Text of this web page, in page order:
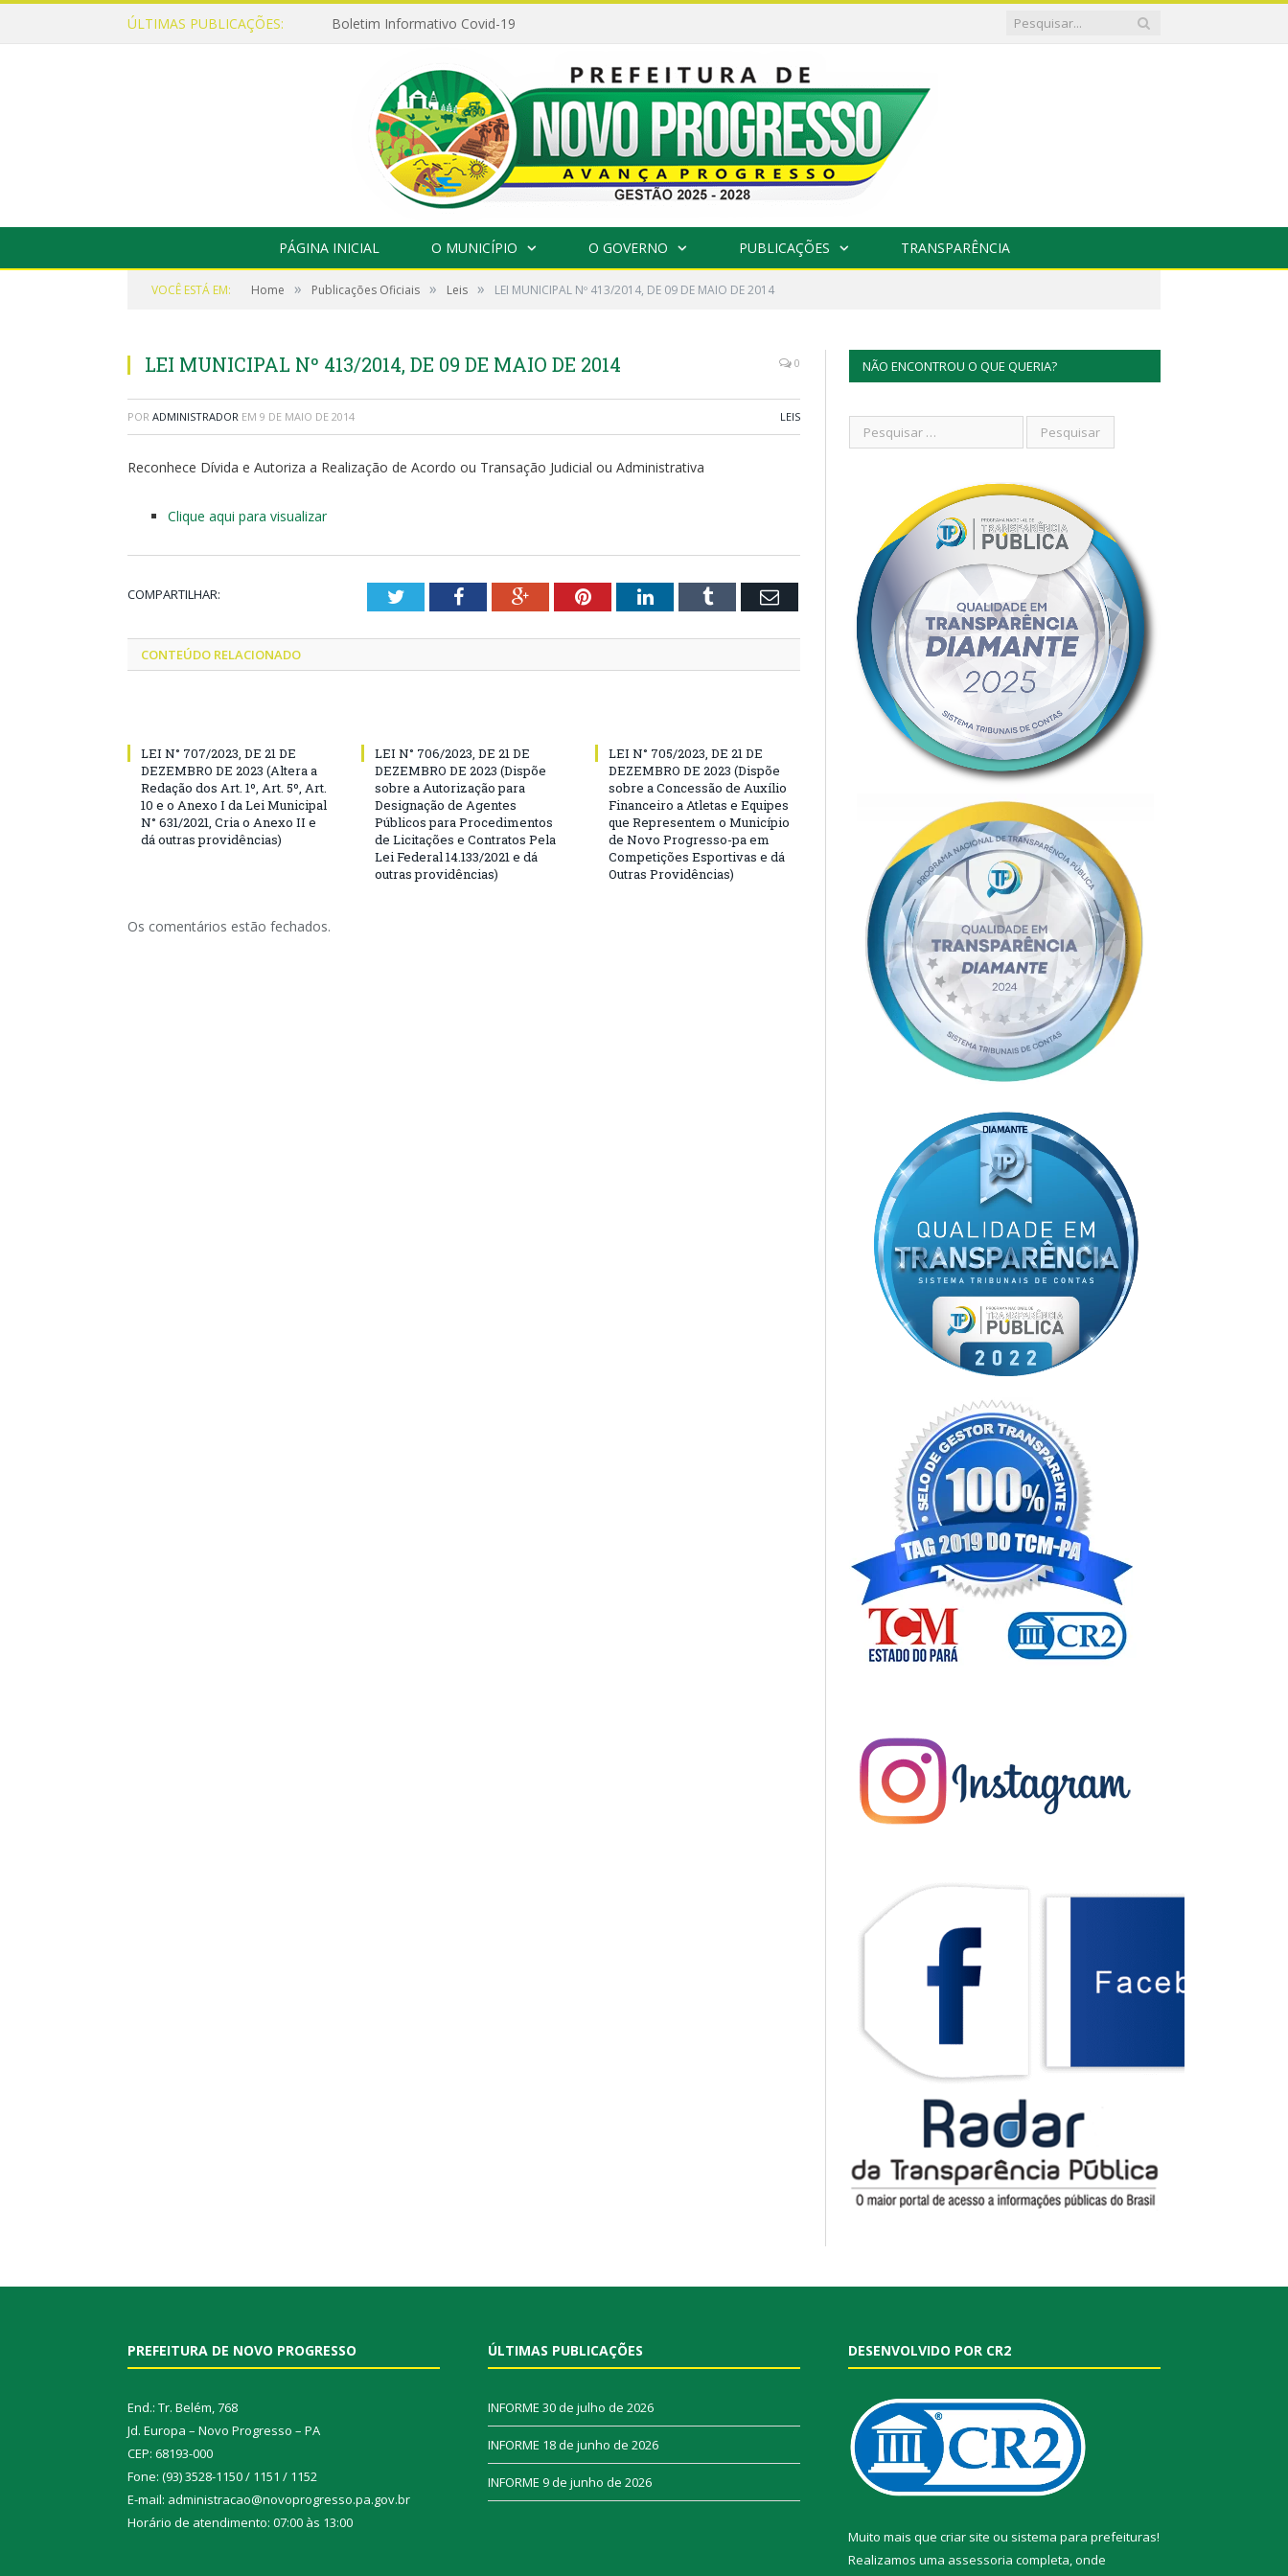
ÚLTIMAS PUBLICAÇÕES: Boletim Informativo Covid-19
PÁGINA INICIAL O MUNICÍPIO O GOVERNO PUBLICAÇÕES TRANSPARÊNCIA
VOCÊ ESTÁ EM: Home » Publicações Oficiais » Leis » LEI MUNICIPAL Nº 413/2014, DE 09 DE MAIO DE 2014
LEI MUNICIPAL Nº 413/2014, DE 09 DE MAIO DE 2014 0
POR ADMINISTRADOR EM 9 DE MAIO DE 2014 LEIS
Reconhece Dívida e Autoriza a Realização de Acordo ou Transação Judicial ou Administrativa
Clique aqui para visualizar
COMPARTILHAR: TwitterFacebookGoogle+PinterestLinkedInTumblr Email
CONTEÚDO RELACIONADO
LEI N° 707/2023, DE 21 DE
DEZEMBRO DE 2023 (Altera a
Redação dos Art. 1º, Art. 5º, Art.
10 e o Anexo I da Lei Municipal
N° 631/2021, Cria o Anexo II e
dá outras providências)
LEI N° 706/2023, DE 21 DE
DEZEMBRO DE 2023 (Dispõe
sobre a Autorização para
Designação de Agentes
Públicos para Procedimentos
de Licitações e Contratos Pela
Lei Federal 14.133/2021 e dá
outras providências)
LEI N° 705/2023, DE 21 DE
DEZEMBRO DE 2023 (Dispõe
sobre a Concessão de Auxílio
Financeiro a Atletas e Equipes
que Representem o Município
de Novo Progresso-pa em
Competições Esportivas e dá
Outras Providências)
Os comentários estão fechados.
NÃO ENCONTROU O QUE QUERIA?
PREFEITURA DE NOVO PROGRESSO
End.: Tr. Belém, 768
Jd. Europa – Novo Progresso – PA
CEP: 68193-000
Fone: (93) 3528-1150 / 1151 / 1152
E-mail: administracao@novoprogresso.pa.gov.br
Horário de atendimento: 07:00 às 13:00
ÚLTIMAS PUBLICAÇÕES
INFORME 30 de julho de 2026
INFORME 18 de junho de 2026
INFORME 9 de junho de 2026
DESENVOLVIDO POR CR2
Muito mais que criar site ou sistema para prefeituras!
Realizamos uma assessoria completa, onde